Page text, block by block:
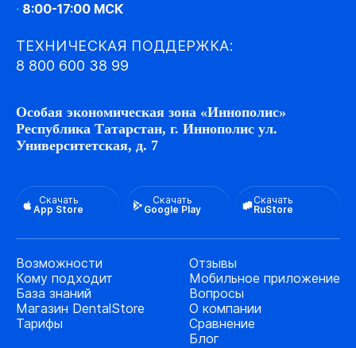
· 8:00-17:00 МСК
ТЕХНИЧЕСКАЯ ПОДДЕРЖКА:
8 800 600 38 99
Особая экономическая зона «Иннополис»
Республика Татарстан, г. Иннополис ул.
Университетская, д. 7
Скачать
App Store
Скачать
Google Play
Скачать
RuStore
Возможности
Кому подходит
База знаний
Магазин DentalStore
Тарифы
Отзывы
Мобильное приложение
Вопросы
О компании
Сравнение
Блог